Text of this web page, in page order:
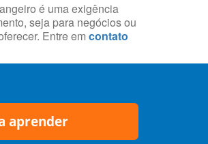
é uma exigência
seja para negócios ou
Entre em contato
aprender